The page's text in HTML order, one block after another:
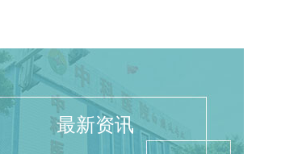
最新资讯